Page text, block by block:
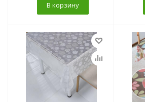
В корзину